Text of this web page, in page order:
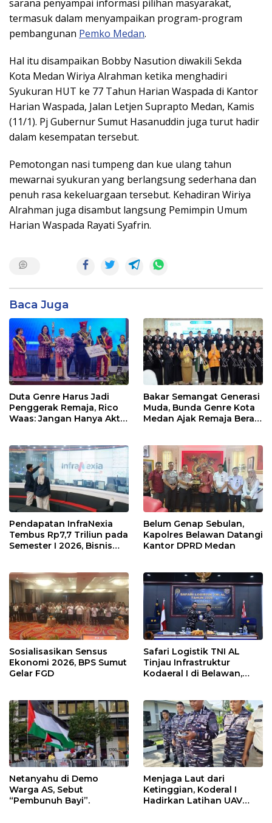
sarana penyampai informasi pilihan masyarakat,
termasuk dalam menyampaikan program-program
pembangunan Pemko Medan.
Hal itu disampaikan Bobby Nasution diwakili Sekda
Kota Medan Wiriya Alrahman ketika menghadiri
Syukuran HUT ke 77 Tahun Harian Waspada di Kantor
Harian Waspada, Jalan Letjen Suprapto Medan, Kamis
(11/1). Pj Gubernur Sumut Hasanuddin juga turut hadir
dalam kesempatan tersebut.
Pemotongan nasi tumpeng dan kue ulang tahun
mewarnai syukuran yang berlangsung sederhana dan
penuh rasa kekeluargaan tersebut. Kehadiran Wiriya
Alrahman juga disambut langsung Pemimpin Umum
Harian Waspada Rayati Syafrin.
Baca Juga
Duta Genre Harus Jadi
Penggerak Remaja, Rico
Waas: Jangan Hanya Aktif
Bakar Semangat Generasi
Muda, Bunda Genre Kota
Medan Ajak Remaja Berani
Pendapatan InfraNexia
Tembus Rp7,7 Triliun pada
Semester I 2026, Bisnis
Belum Genap Sebulan,
Kapolres Belawan Datangi
Kantor DPRD Medan
Sosialisasikan Sensus
Ekonomi 2026, BPS Sumut
Gelar FGD
Safari Logistik TNI AL
Tinjau Infrastruktur
Kodaeral I di Belawan,
Netanyahu di Demo
Warga AS, Sebut
“Pembunuh Bayi”.
Menjaga Laut dari
Ketinggian, Koderal I
Hadirkan Latihan UAV